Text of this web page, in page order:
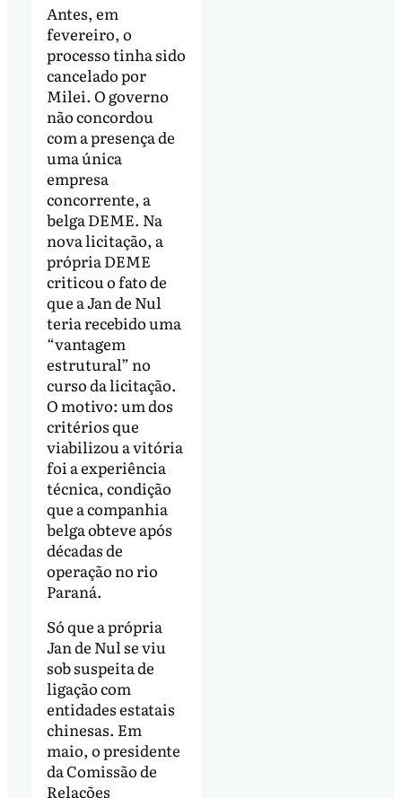
Antes, em
fevereiro, o
processo tinha sido
cancelado por
Milei. O governo
não concordou
com a presença de
uma única
empresa
concorrente, a
belga DEME. Na
nova licitação, a
própria DEME
criticou o fato de
que a Jan de Nul
teria recebido uma
“vantagem
estrutural” no
curso da licitação.
O motivo: um dos
critérios que
viabilizou a vitória
foi a experiência
técnica, condição
que a companhia
belga obteve após
décadas de
operação no rio
Paraná.
Só que a própria
Jan de Nul se viu
sob suspeita de
ligação com
entidades estatais
chinesas. Em
maio, o presidente
da Comissão de
Relações